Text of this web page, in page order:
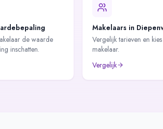
de waarde
inschatten.
Makelaars in
Vergelijk tarieven en
makelaar.
Vergelijk